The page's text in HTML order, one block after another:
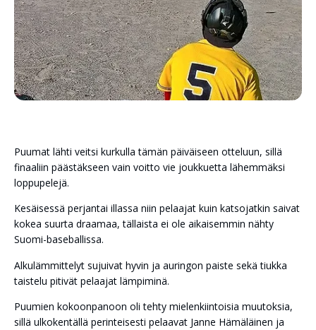
Puumat lähti veitsi kurkulla tämän päiväiseen otteluun, sillä
finaaliin päästäkseen vain voitto vie joukkuetta lähemmäksi
loppupelejä.
Kesäisessä perjantai illassa niin pelaajat kuin katsojatkin saivat
kokea suurta draamaa, tällaista ei ole aikaisemmin nähty
Suomi-baseballissa.
Alkulämmittelyt sujuivat hyvin ja auringon paiste sekä tiukka
taistelu pitivät pelaajat lämpiminä.
Puumien kokoonpanoon oli tehty mielenkiintoisia muutoksia,
sillä ulkokentällä perinteisesti pelaavat Janne Hämäläinen ja